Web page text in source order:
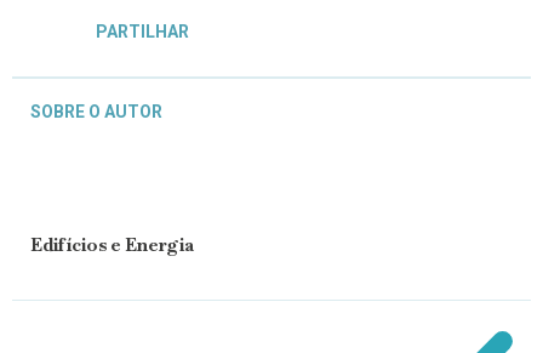
PARTILHAR
SOBRE O AUTOR
Edifícios e Energia